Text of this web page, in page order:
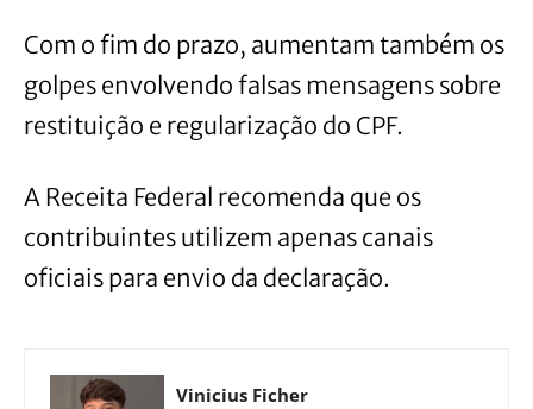
Com o fim do prazo, aumentam também os
golpes envolvendo falsas mensagens sobre
restituição e regularização do CPF.
A Receita Federal recomenda que os
contribuintes utilizem apenas canais
oficiais para envio da declaração.
Vinicius Ficher